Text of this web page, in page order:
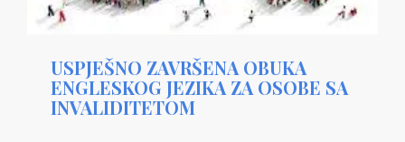
USPJEŠNO ZAVRŠENA OBUKA
ENGLESKOG JEZIKA ZA OSOBE SA
INVALIDITETOM